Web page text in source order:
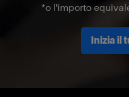
*o l'importo
Inizia il